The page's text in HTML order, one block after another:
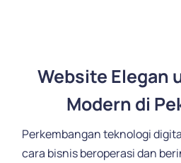
Website Elegan
Modern di
Perkembangan teknologi
cara bisnis beroperasi dan